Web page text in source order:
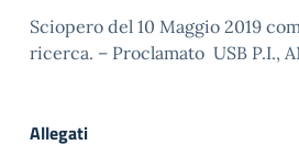
Sciopero del 10 Maggio 2019
ricerca. – Proclamato USB P.I.,
Allegati